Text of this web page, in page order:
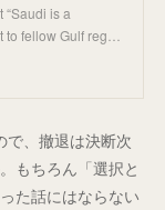
is a
fellow Gulf reg…
で、撤退は決断次
もちろん「選択と
た話にはならない